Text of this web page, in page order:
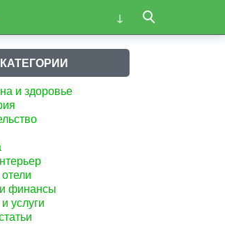
КАТЕГОРИИ
и здоровье
финансы
услуги